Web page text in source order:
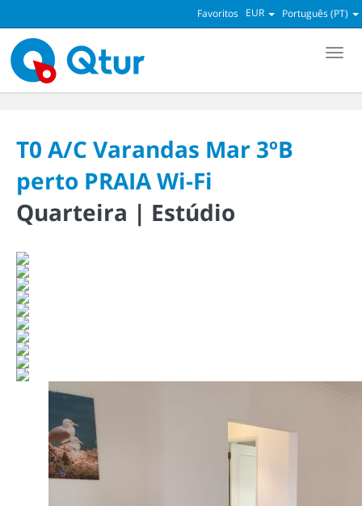
Português (PT)
EUR
Favoritos
T0 A/C Varandas Mar 3ºB
perto PRAIA Wi-Fi
Quarteira | Estúdio